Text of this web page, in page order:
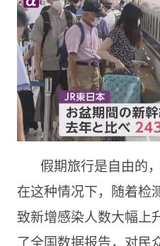
假期旅行是自由的
在这种情况下，随着检
致新增感染人数大幅上
了全国数据报告，对民